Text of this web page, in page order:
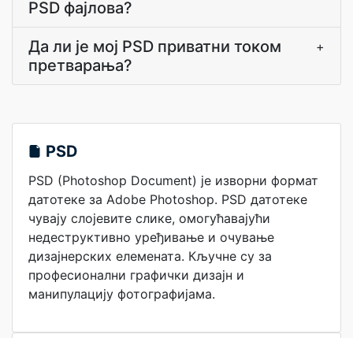
PSD фајлова?
Да ли је мој PSD приватни током
претварања?
+
PSD
PSD (Photoshop Document) је изворни формат
датотеке за Adobe Photoshop. PSD датотеке
чувају слојевите слике, омогућавајући
недеструктивно уређивање и очување
дизајнерских елемената. Кључне су за
професионални графички дизајн и
манипулацију фотографијама.